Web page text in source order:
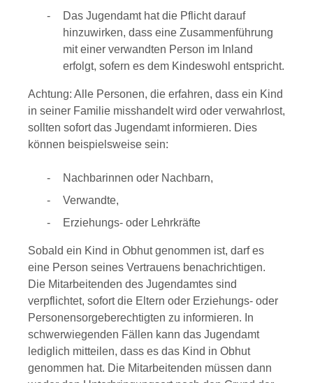
Das Jugendamt hat die Pflicht darauf
hinzuwirken, dass eine Zusammenführung
mit einer verwandten Person im Inland
erfolgt, sofern es dem Kindeswohl entspricht.
Achtung: Alle Personen, die erfahren, dass ein Kind
in seiner Familie misshandelt wird oder verwahrlost,
sollten sofort das Jugendamt informieren. Dies
können beispielsweise sein:
Nachbarinnen oder Nachbarn,
Verwandte,
Erziehungs- oder Lehrkräfte
Sobald ein Kind in Obhut genommen ist, darf es
eine Person seines Vertrauens benachrichtigen.
Die Mitarbeitenden des Jugendamtes sind
verpflichtet, sofort die Eltern oder Erziehungs- oder
Personensorgeberechtigten zu informieren. In
schwerwiegenden Fällen kann das Jugendamt
lediglich mitteilen, dass es das Kind in Obhut
genommen hat. Die Mitarbeitenden müssen dann